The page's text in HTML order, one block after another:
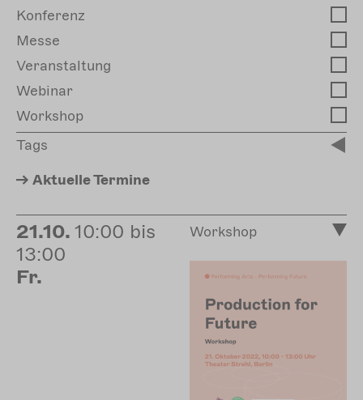
21.10. 10:00 bis
13:00
Fr.
Workshop
Konferenz
Messe
Veranstaltung
Webinar
Workshop
Tags
AktuelleTermine